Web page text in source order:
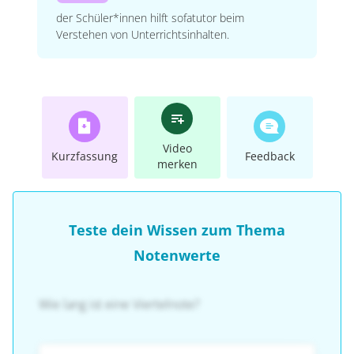
der Schüler*innen hilft sofatutor beim
Verstehen von Unterrichtsinhalten.
Kurzfassung
Video
merken
Feedback
Teste dein Wissen zum Thema
Notenwerte
Wie lang ist eine Viertelnote?